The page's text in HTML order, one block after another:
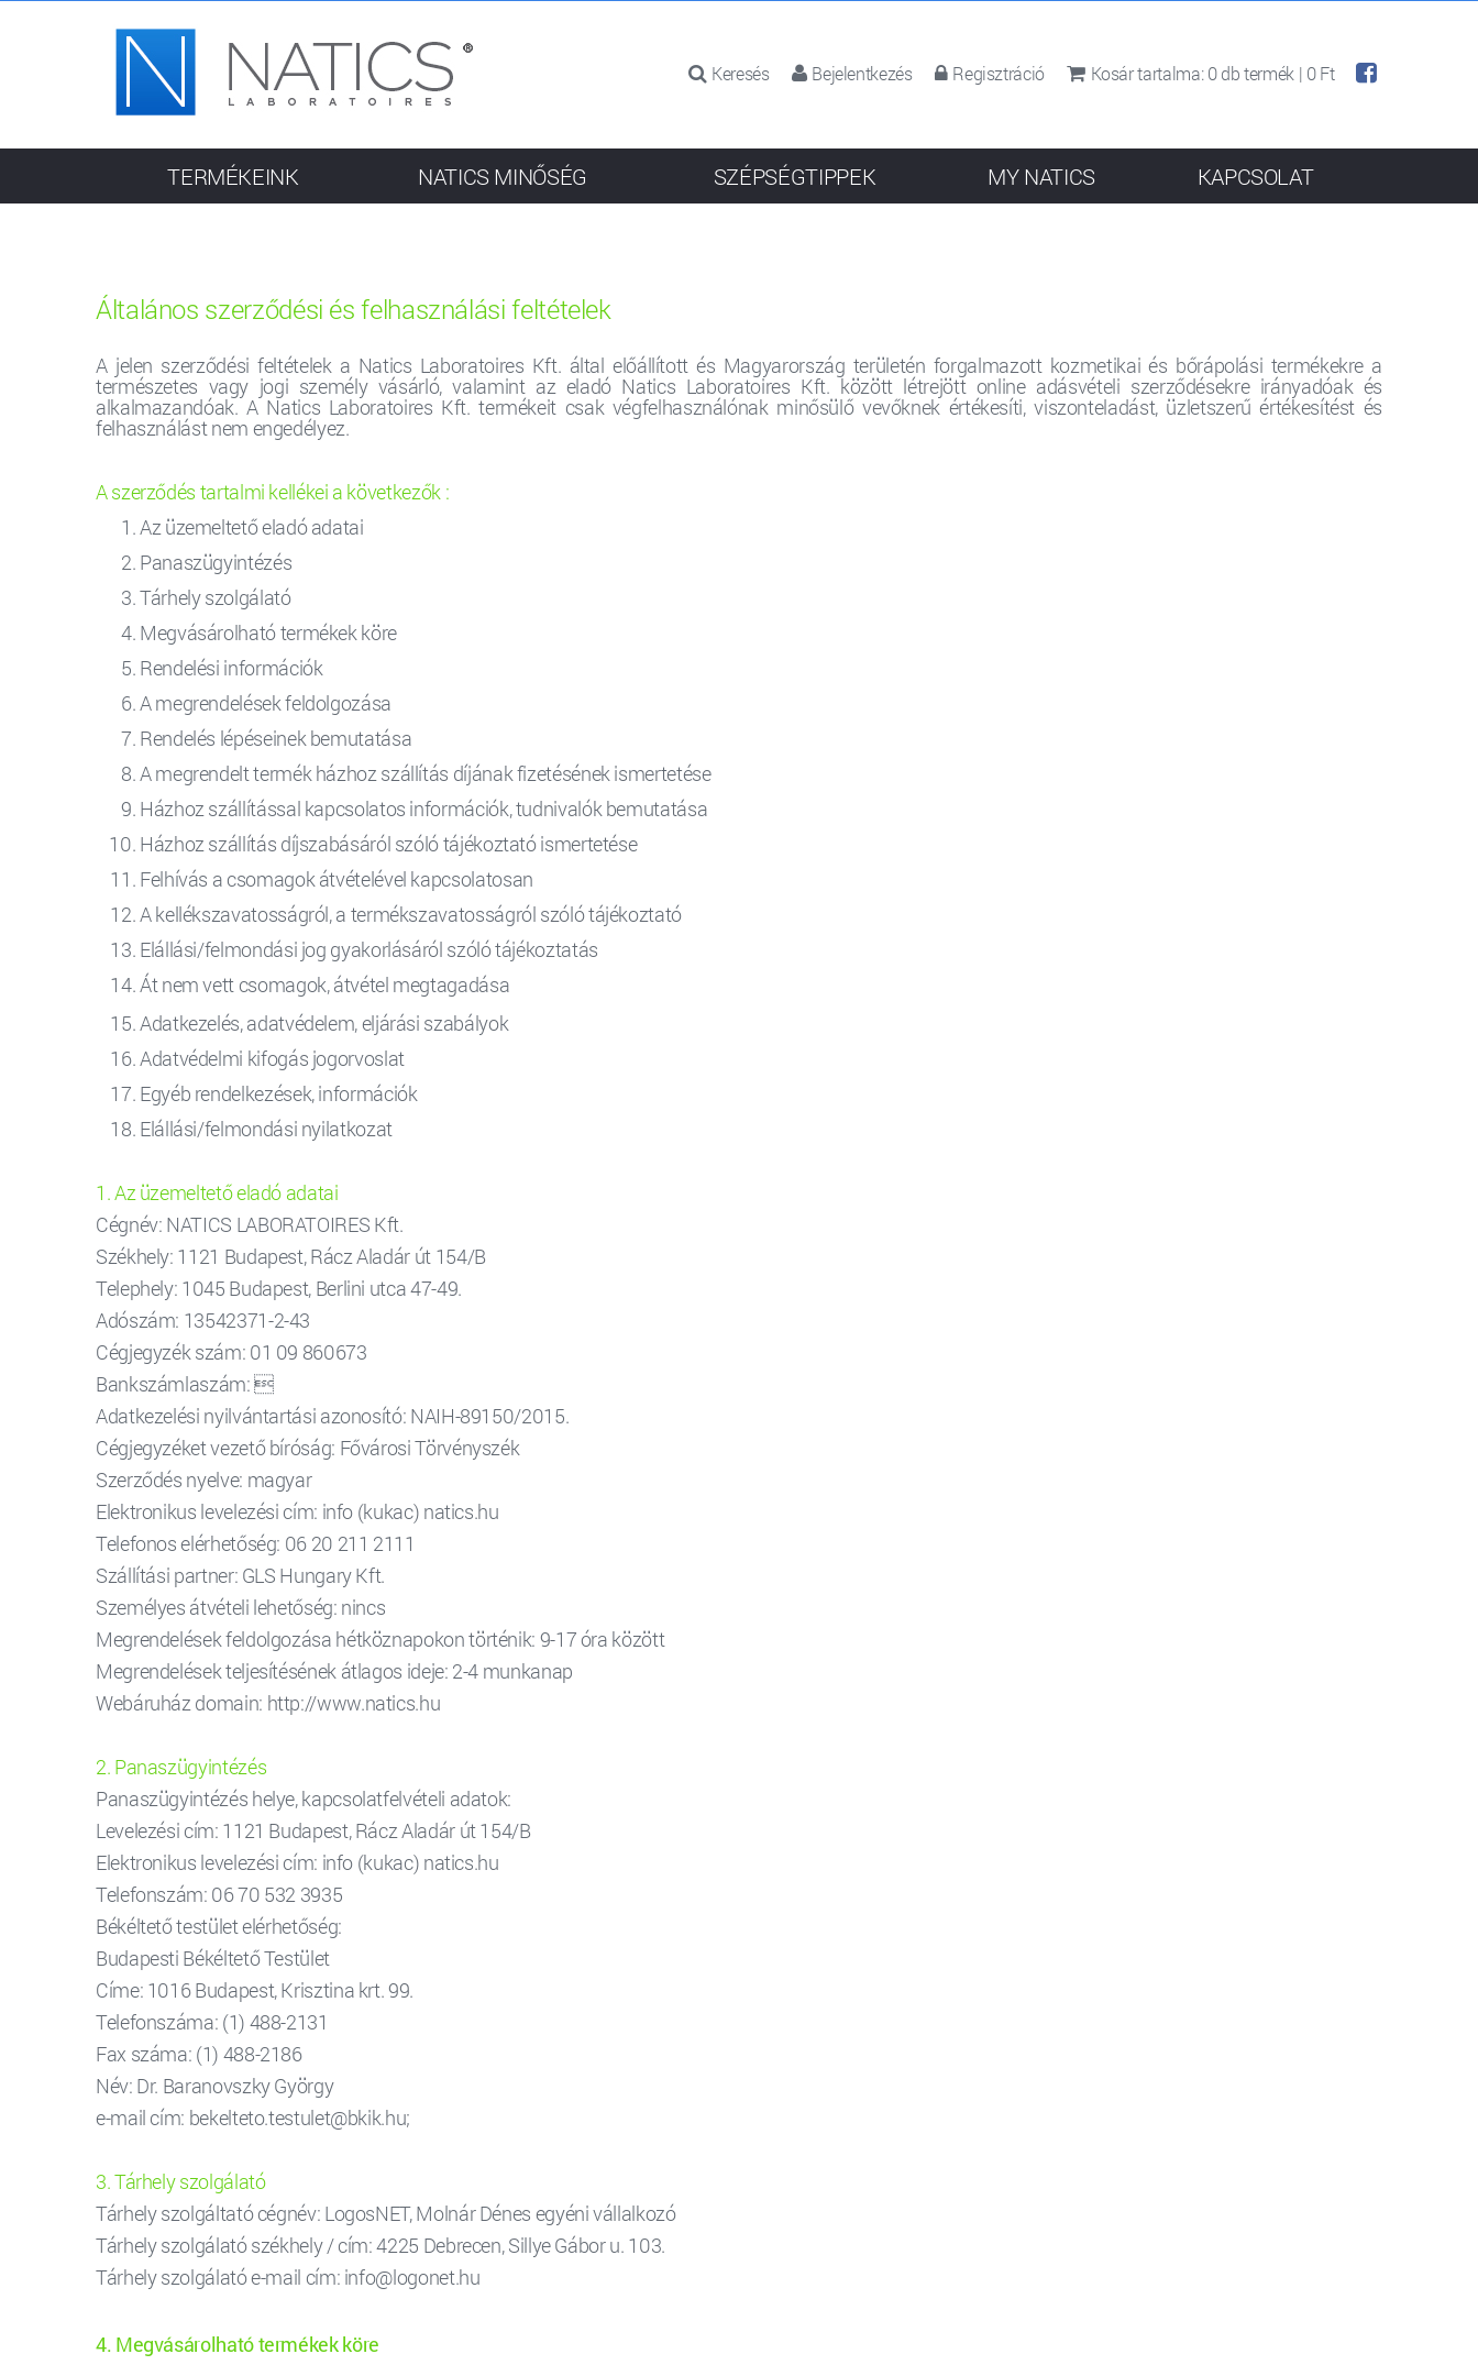
Keresés Bejelentkezés Regisztráció Kosár tartalma:0db termék | 0 Ft
Általános szerződési és felhasználási feltételek
A jelen szerződési feltételek a Natics Laboratoires Kft. által előállított és Magyarország területén forgalmazott kozmetikai és bőrápolási termékekre a
természetes vagy jogi személy vásárló, valamint az eladó Natics Laboratoires Kft. között létrejött online adásvételi szerződésekre irányadóak és
alkalmazandóak. A Natics Laboratoires Kft. termékeit csak végfelhasználónak minősülő vevőknek értékesíti, viszonteladást, üzletszerű értékesítést és
felhasználást nem engedélyez.
A szerződés tartalmi kellékei a következők :
Az üzemeltető eladó adatai
Panaszügyintézés
Tárhely szolgálató
Megvásárolható termékek köre
Rendelési információk
A megrendelések feldolgozása
Rendelés lépéseinek bemutatása
A megrendelt termék házhoz szállítás díjának fizetésének ismertetése
Házhoz szállítással kapcsolatos információk, tudnivalók bemutatása
Házhoz szállítás díjszabásáról szóló tájékoztató ismertetése
Felhívás a csomagok átvételével kapcsolatosan
A kellékszavatosságról, a termékszavatosságról szóló tájékoztató
Elállási/felmondási jog gyakorlásáról szóló tájékoztatás
Át nem vett csomagok, átvétel megtagadása
Adatkezelés, adatvédelem, eljárási szabályok
Adatvédelmi kifogás jogorvoslat
Egyéb rendelkezések, információk
Elállási/felmondási nyilatkozat
1. Az üzemeltető eladó adatai
Cégnév: NATICS LABORATOIRES Kft.
Székhely: 1121 Budapest, Rácz Aladár út 154/B
Telephely: 1045 Budapest, Berlini utca 47-49.
Adószám: 13542371-2-43
Cégjegyzék szám: 01 09 860673
Bankszámlaszám: 
Adatkezelési nyilvántartási azonosító: NAIH-89150/2015.
Cégjegyzéket vezető bíróság: Fővárosi Törvényszék
Szerződés nyelve: magyar
Elektronikus levelezési cím: info (kukac) natics.hu
Telefonos elérhetőség: 06 20 211 2111
Szállítási partner: GLS Hungary Kft.
Személyes átvételi lehetőség: nincs
Megrendelések feldolgozása hétköznapokon történik: 9-17 óra között
Megrendelések teljesítésének átlagos ideje: 2-4 munkanap
Webáruház domain: http://www.natics.hu
2. Panaszügyintézés
Panaszügyintézés helye, kapcsolatfelvételi adatok:
Levelezési cím: 1121 Budapest, Rácz Aladár út 154/B
Elektronikus levelezési cím: info (kukac) natics.hu
Telefonszám: 06 70 532 3935
Békéltető testület elérhetőség:
Budapesti Békéltető Testület
Címe: 1016 Budapest, Krisztina krt. 99.
Telefonszáma: (1) 488-2131
Fax száma: (1) 488-2186
Név: Dr. Baranovszky György
e-mail cím: bekelteto.testulet@bkik.hu;
3. Tárhely szolgálató
Tárhely szolgáltató cégnév: LogosNET, Molnár Dénes egyéni vállalkozó
Tárhely szolgálató székhely / cím: 4225 Debrecen, Sillye Gábor u. 103.
Tárhely szolgálató e-mail cím: info@logonet.hu
4. Megvásárolható termékek köre
TERMÉKEINK NATICS MINŐSÉG SZÉPSÉGTIPPEK MY NATICS KAPCSOLAT